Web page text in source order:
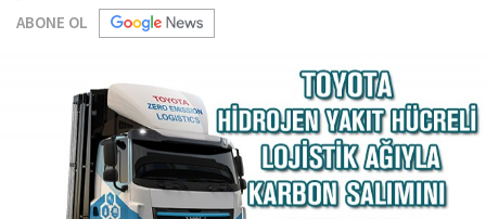
ABONE OL